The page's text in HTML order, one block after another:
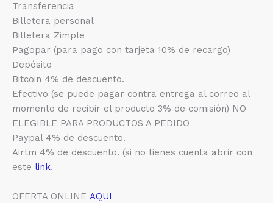
Transferencia
Billetera personal
Billetera Zimple
Pagopar (para pago con tarjeta 10% de recargo)
Depósito
Bitcoin 4% de descuento.
Efectivo (se puede pagar contra entrega al correo al
momento de recibir el producto 3% de comisión) NO
ELEGIBLE PARA PRODUCTOS A PEDIDO
Paypal 4% de descuento.
Airtm 4% de descuento. (si no tienes cuenta abrir con
este link.
OFERTA ONLINE AQUI